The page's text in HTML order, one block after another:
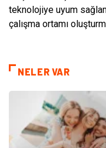
teknolojiye uyum
çalışma ortamı
NELER VAR